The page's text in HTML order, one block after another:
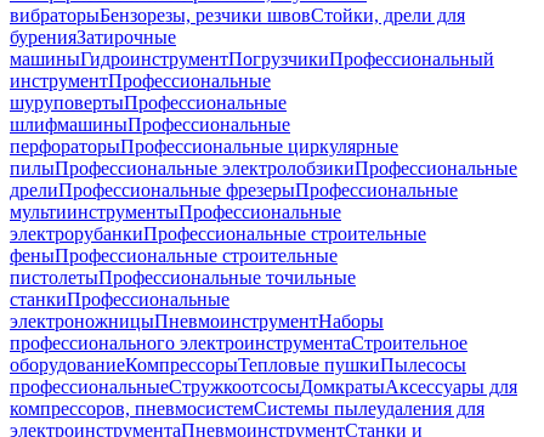
вибраторыБензорезы, резчики швовСтойки, дрели для
буренияЗатирочные
машиныГидроинструментПогрузчикиПрофессиональный
инструментПрофессиональные
шуруповертыПрофессиональные
шлифмашиныПрофессиональные
перфораторыПрофессиональные циркулярные
пилыПрофессиональные электролобзикиПрофессиональные
дрелиПрофессиональные фрезерыПрофессиональные
мультиинструментыПрофессиональные
электрорубанкиПрофессиональные строительные
феныПрофессиональные строительные
пистолетыПрофессиональные точильные
станкиПрофессиональные
электроножницыПневмоинструментНаборы
профессионального электроинструментаСтроительное
оборудованиеКомпрессорыТепловые пушкиПылесосы
профессиональныеСтружкоотсосыДомкратыАксессуары для
компрессоров, пневмосистемСистемы пылеудаления для
электроинструментаПневмоинструментСтанки и